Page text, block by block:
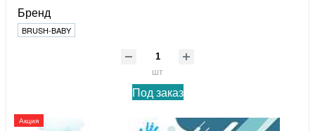
Бренд
BRUSH-BABY
шт
Под заказ
Акция